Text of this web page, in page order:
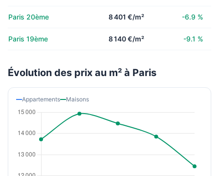
Paris 20ème 8 401 €/m² -6.9 %
Paris 19ème 8 140 €/m² -9.1 %
Évolution des prix au m² à Paris
Appartements Maisons